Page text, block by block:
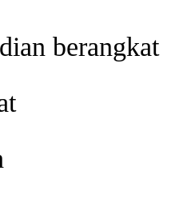
berangkat